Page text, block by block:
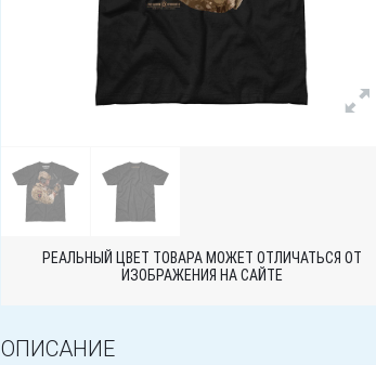
РЕАЛЬНЫЙ ЦВЕТ ТОВАРА МОЖЕТ ОТЛИЧАТЬСЯ ОТ
ИЗОБРАЖЕНИЯ НА САЙТЕ
ОПИСАНИЕ